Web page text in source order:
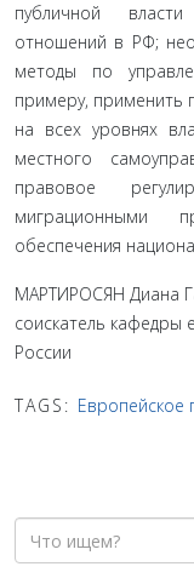
публичной
отношений в РФ;
методы по
примеру, применить
на всех уровнях
местного
правовое
миграционными
обеспечения
МАРТИРОСЯН Диана
соискатель
России
TAGS: Европейское